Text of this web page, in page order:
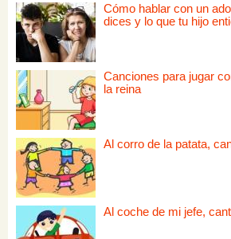
Cómo hablar con un
dices y lo que tu hijo
Canciones para jugar
la reina
Al corro de la patata,
Al coche de mi jefe,